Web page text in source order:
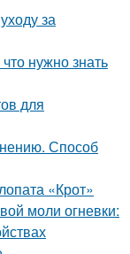
за
нужно знать
для
Способ
«Крот»
моли огневки: